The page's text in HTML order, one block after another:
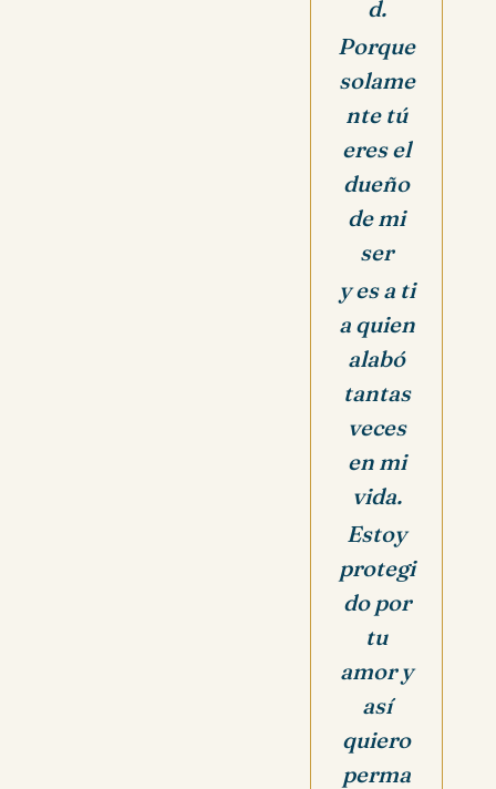
d.
Porque
solame
nte tú
eres el
dueño
de mi
ser
y es a ti
a quien
alabó
tantas
veces
en mi
vida.
Estoy
protegi
do por
tu
amor y
así
quiero
perma